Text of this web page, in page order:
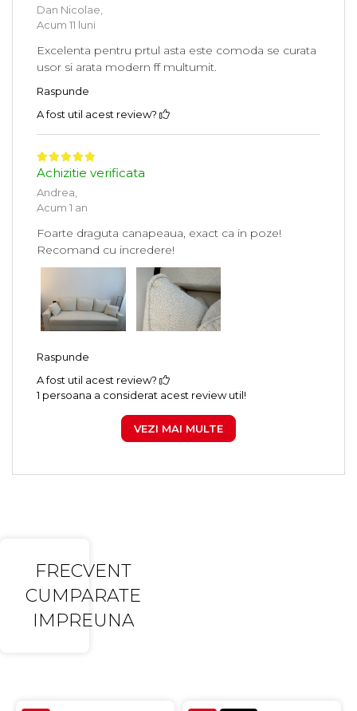
Dan Nicolae,
Acum 11 luni
Excelenta pentru prtul asta este comoda se curata
usor si arata modern ff multumit.
Raspunde
A fost util acest review?
Achizitie verificata
Andrea,
Acum 1 an
Foarte draguta canapeaua, exact ca in poze!
Recomand cu incredere!
Raspunde
A fost util acest review?
1 persoana a considerat acest review util!
VEZI MAI MULTE
FRECVENT
CUMPARATE
IMPREUNA